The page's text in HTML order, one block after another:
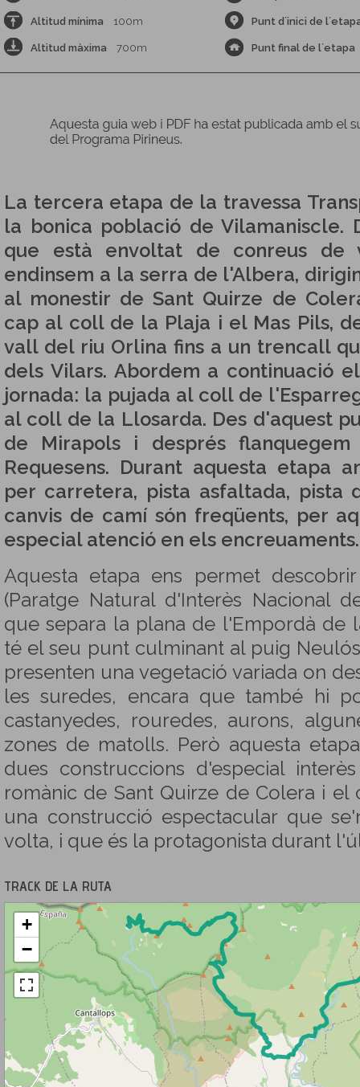
Altitud mínima 100m Punt d´inici de
Altitud màxima 700m Punt final de l´etapa
La tercera etapa de la travessa
la bonica població de Vilamaniscle.
que està envoltat de conreus de
endinsem a la serra de l'Albera,
al monestir de Sant Quirze de
cap al coll de la Plaja i el Mas Pils,
vall del riu Orlina fins a un trencall
dels Vilars. Abordem a continuació
jornada: la pujada al coll de
al coll de la Llosarda. Des d'aquest
de Mirapols i després
Requesens. Durant aquesta etapa
per carretera, pista asfaltada, pista
canvis de camí són freqüents, per
especial atenció en els encreuaments.
Aquesta etapa ens permet
(Paratge Natural d'Interès Nacional
que separa la plana de l'Empordà de
té el seu punt culminant al puig Neulós
presenten una vegetació variada on
les suredes, encara que també hi
castanyedes, rouredes, aurons,
zones de matolls. Però aquesta
dues construccions d'especial
romànic de Sant Quirze de Colera i el
una construcció espectacular que
volta, i que és la protagonista durant
TRACK DE LA RUTA
+
−